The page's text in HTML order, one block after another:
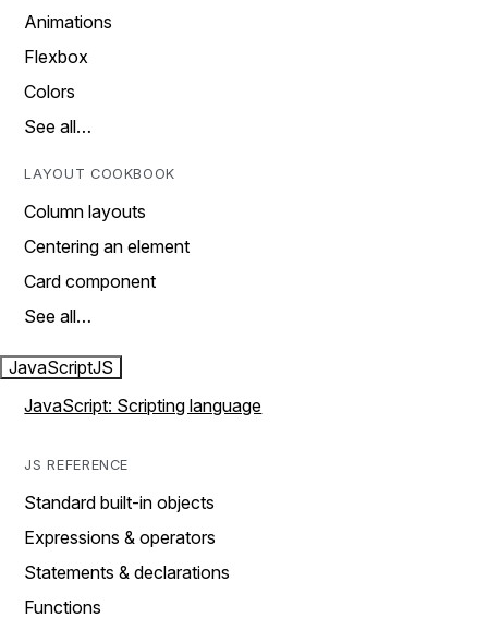
Animations
Flexbox
Colors
See all…
LAYOUT COOKBOOK
Column layouts
Centering an element
Card component
See all…
JavaScriptJS
JavaScript: Scripting language
JS REFERENCE
Standard built-in objects
Expressions & operators
Statements & declarations
Functions